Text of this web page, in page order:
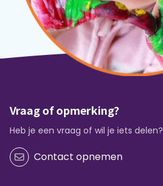
Vraag of opmerking?
Heb je een vraag of wil je iets delen?
Contact opnemen